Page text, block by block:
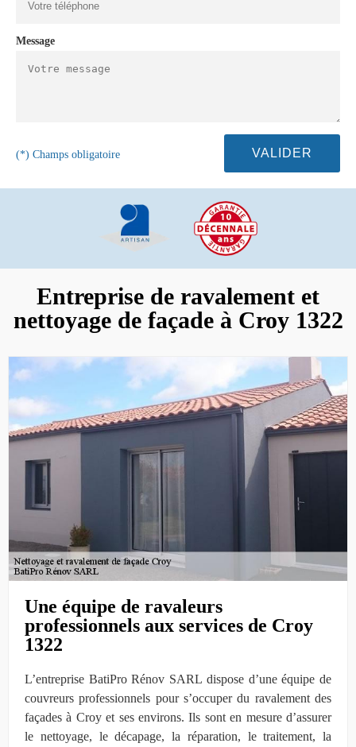
Message
(*) Champs obligatoire
Entreprise de ravalement et
nettoyage de façade à Croy 1322
Une équipe de ravaleurs
professionnels aux services de Croy
1322
L’entreprise BatiPro Rénov SARL dispose d’une équipe de
couvreurs professionnels pour s’occuper du ravalement des
façades à Croy et ses environs. Ils sont en mesure d’assurer
le nettoyage, le décapage, la réparation, le traitement, la